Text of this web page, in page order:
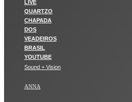
Sound + Vision
ANNA